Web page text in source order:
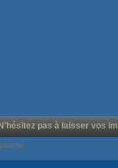
N'hésitez pas à laisser vos